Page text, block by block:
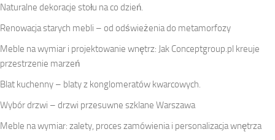
Naturalne dekoracje stołu na co dzień.
Renowacja starych mebli – od odświeżenia do metamorfozy
Meble na wymiar i projektowanie wnętrz: Jak Conceptgroup.pl kreuje
przestrzenie marzeń
Blat kuchenny – blaty z konglomeratów kwarcowych.
Wybór drzwi – drzwi przesuwne szklane Warszawa
Meble na wymiar: zalety, proces zamówienia i personalizacja wnętrza